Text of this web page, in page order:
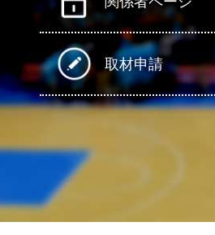
取材申請